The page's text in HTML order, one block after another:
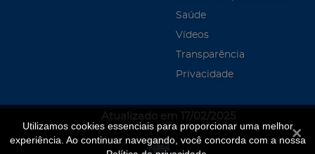
Utilizamos cookies essenciais para proporcionar uma melhor
experiência. Ao continuar navegando, você concorda com a nossa
Saúde
Vídeos
Transparência
Privacidade
Atualizado em 17/02/2025